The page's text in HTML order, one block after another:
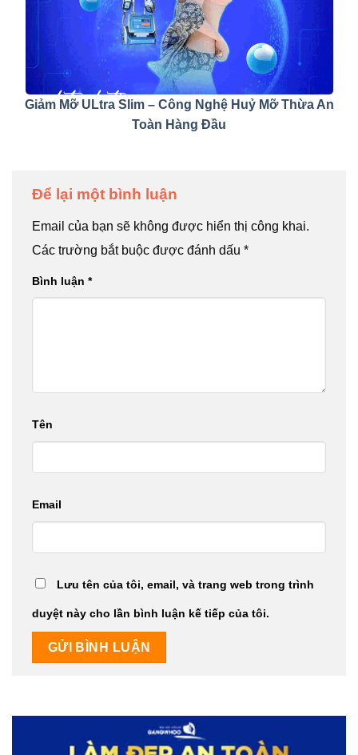
Giảm Mỡ ULtra Slim – Công Nghệ Huỷ Mỡ Thừa An
Toàn Hàng Đầu
Để lại một bình luận
Email của bạn sẽ không được hiển thị công khai.
Các trường bắt buộc được đánh dấu *
Bình luận *
Tên
Email
Lưu tên của tôi, email, và trang web trong trình
duyệt này cho lần bình luận kế tiếp của tôi.